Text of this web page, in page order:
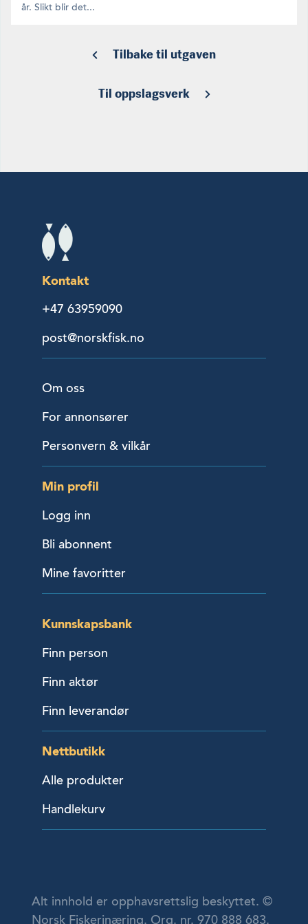
år. Slikt blir det...
Tilbake til utgaven
Til oppslagsverk
Kontakt
+47 63959090
post@norskfisk.no
Om oss
For annonsører
Personvern & vilkår
Min profil
Logg inn
Bli abonnent
Mine favoritter
Kunnskapsbank
Finn person
Finn aktør
Finn leverandør
Nettbutikk
Alle produkter
Handlekurv
Alt innhold er opphavsrettslig beskyttet. ©
Norsk Fiskerinæring. Org. nr. 970 888 683.